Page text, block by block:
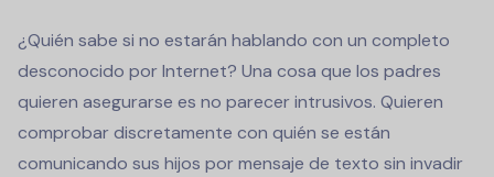
¿Quién sabe si no estarán hablando con un completo
desconocido por Internet? Una cosa que los padres
quieren asegurarse es no parecer intrusivos. Quieren
comprobar discretamente con quién se están
comunicando sus hijos por mensaje de texto sin invadir